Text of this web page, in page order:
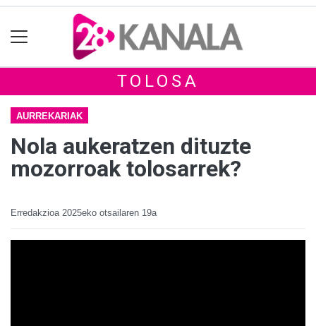
TOLOSA
AURREKARIAK
Nola aukeratzen dituzte
mozorroak tolosarrek?
Erredakzioa 2025eko otsailaren 19a